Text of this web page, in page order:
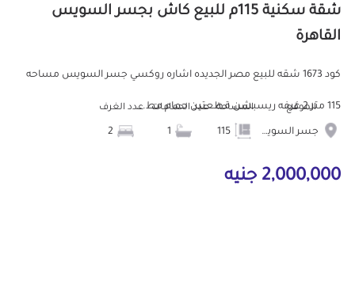
شقة سكنية 115م للبيع كاش بجسر السويس
القاهرة
كود 1673 شقه للبيع مصر الجديده اشاره روكسي جسر السويس مساحه
115 متر 2 غرفه ريسبشن قطعتين حمام مط... الموقع
جسر السويس
المساحة عدد الحمامات عدد الغرف
2,000,000 جنيه